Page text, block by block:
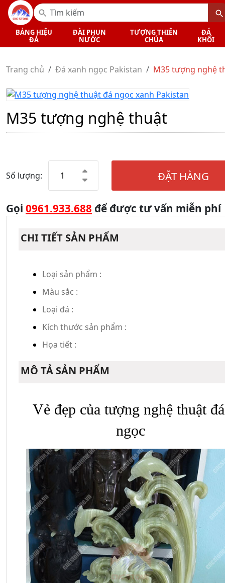
BẢNG HIỆU
ĐÁ
ĐÀI PHUN
NƯỚC
TƯỢNG THIÊN
CHÚA
ĐÁ
KHỐI
Trang chủ Đá xanh ngọc Pakistan M35 tượng nghệ
M35 tượng nghệ thuật
Số lượng: ĐẶT HÀNG
Gọi 0961.933.688 để được tư vấn miễn phí
CHI TIẾT SẢN PHẨM
Loại sản phẩm :
Màu sắc :
Loại đá :
Kích thước sản phẩm :
Họa tiết :
MÔ TẢ SẢN PHẨM
Vẻ đẹp của tượng nghệ thuật đá
ngọc